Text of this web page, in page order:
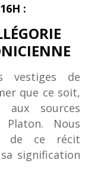
:
vestiges de
que ce soit,
sources
Nous
de ce récit
signification